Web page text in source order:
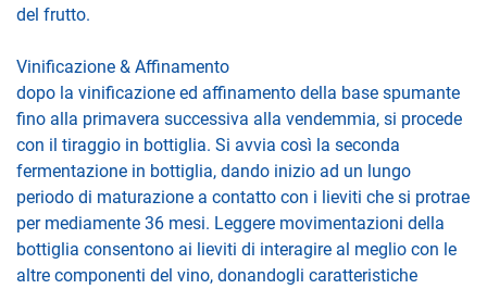
del frutto.
Vinificazione & Affinamento
dopo la vinificazione ed affinamento della base spumante
fino alla primavera successiva alla vendemmia, si procede
con il tiraggio in bottiglia. Si avvia così la seconda
fermentazione in bottiglia, dando inizio ad un lungo
periodo di maturazione a contatto con i lieviti che si protrae
per mediamente 36 mesi. Leggere movimentazioni della
bottiglia consentono ai lieviti di interagire al meglio con le
altre componenti del vino, donandogli caratteristiche